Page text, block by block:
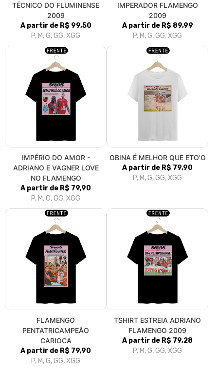
TÉCNICO DO FLUMINENSE
2009
A partir de R$ 99,50
P, M, G, GG, XGG
IMPERADOR FLAMENGO
2009
A partir de R$ 89,99
P, M, G, GG, XGG
IMPÉRIO DO AMOR -
ADRIANO E VAGNER LOVE
NO FLAMENGO
A partir de R$ 79,90
P, M, G, GG, XGG
OBINA É MELHOR QUE ETO'O
A partir de R$ 79,90
P, M, G, GG, XGG
FLAMENGO
PENTATRICAMPEÃO
CARIOCA
A partir de R$ 79,90
P, M, G, GG, XGG
TSHIRT ESTREIA ADRIANO
FLAMENGO 2009
A partir de R$ 79,28
P, M, G, GG, XGG